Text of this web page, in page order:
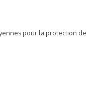
pour la protection de